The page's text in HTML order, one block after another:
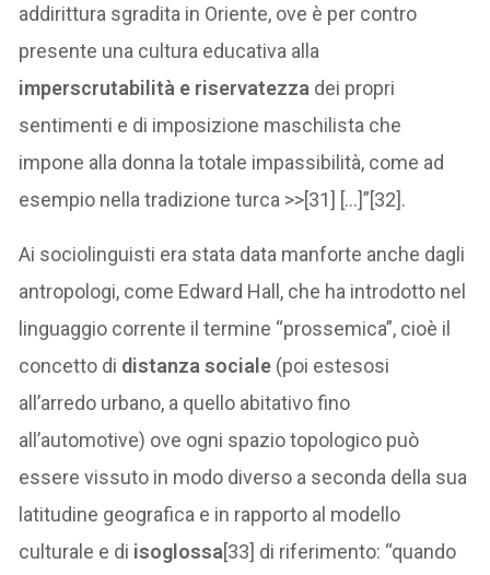
addirittura sgradita in Oriente, ove è per contro
presente una cultura educativa alla
imperscrutabilità e riservatezza dei propri
sentimenti e di imposizione maschilista che
impone alla donna la totale impassibilità, come ad
esempio nella tradizione turca >>[31] […]”[32].
Ai sociolinguisti era stata data manforte anche dagli
antropologi, come Edward Hall, che ha introdotto nel
linguaggio corrente il termine “prossemica”, cioè il
concetto di distanza sociale (poi estesosi
all’arredo urbano, a quello abitativo fino
all’automotive) ove ogni spazio topologico può
essere vissuto in modo diverso a seconda della sua
latitudine geografica e in rapporto al modello
culturale e di isoglossa[33] di riferimento: “quando